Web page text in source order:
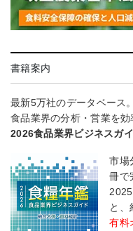
書籍案内
最新5万社のデータベース。
食品業界の分析・営業を効
2026食品業界ビジネスガイ
市場
冊で
と、
有料